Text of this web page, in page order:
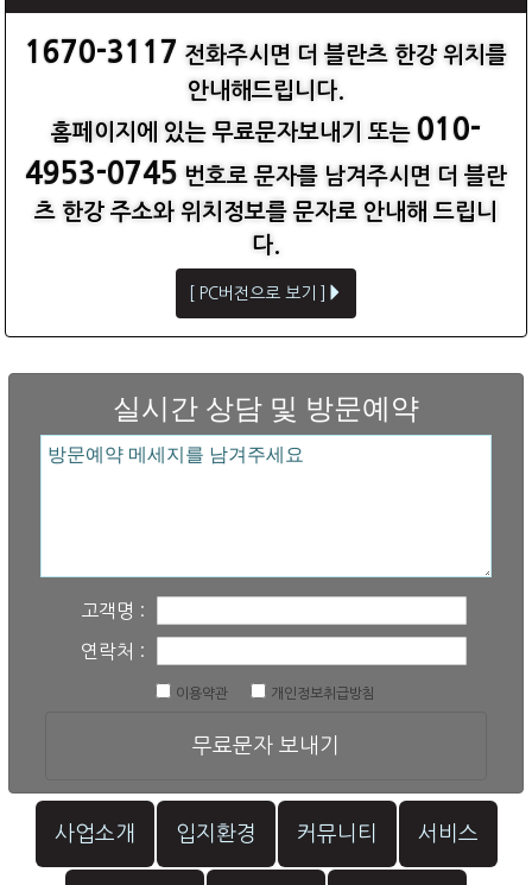
1670-3117 전화주시면 더 블란츠 한강 위치를
안내해드립니다.
홈페이지에 있는 무료문자보내기 또는 010-
4953-0745 번호로 문자를 남겨주시면 더 블란
츠 한강 주소와 위치정보를 문자로 안내해 드립니
다.
[ PC버전으로 보기 ]
실시간 상담 및 방문예약
고객명 :
연락처 :
이용약관 개인정보취급방침
무료문자 보내기
사업소개 입지환경 커뮤니티 서비스